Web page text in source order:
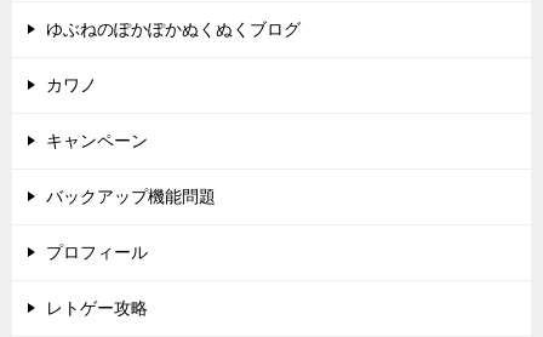
ゆぶねのぽかぽかぬくぬくブログ
カワノ
キャンペーン
バックアップ機能問題
プロフィール
レトゲー攻略